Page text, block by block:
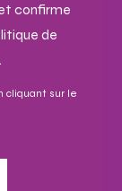
confirme
de
cliquant sur le